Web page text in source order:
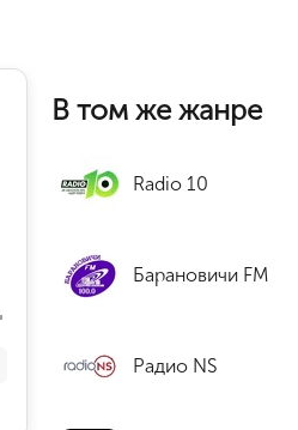
В том же жанре
Radio 10
Барановичи FM
Радио NS